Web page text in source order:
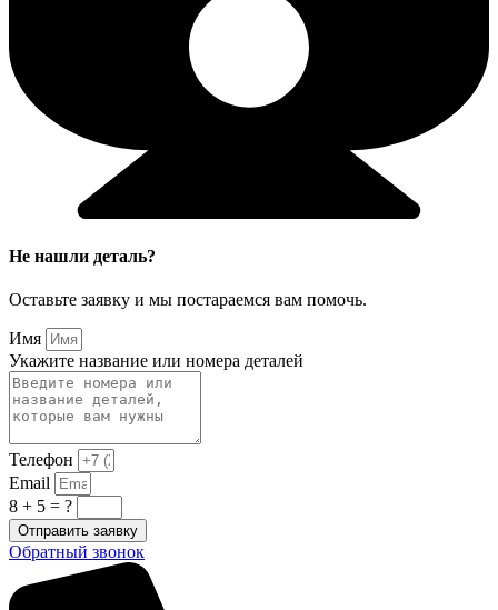
Не нашли деталь?
Оставьте заявку и мы постараемся вам помочь.
Имя
Укажите название или номера деталей
Телефон
Email
8 + 5 = ?
Отправить заявку
Обратный звонок